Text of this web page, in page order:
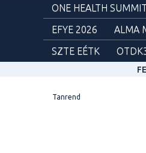
ONE HEALTH SUMMIT
EFYE 2026
ALMA
SZTE EÉTK
Tanrend